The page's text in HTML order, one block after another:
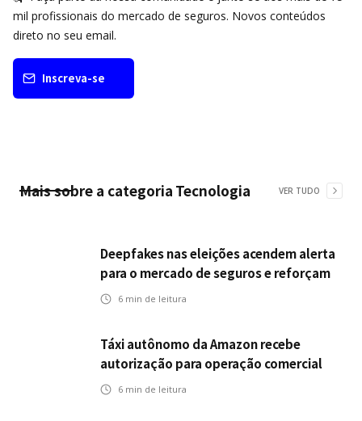
mil profissionais do mercado de seguros. Novos conteúdos
direto no seu email.
Inscreva-se
Mais sobre a categoria Tecnologia VER TUDO
Deepfakes nas eleições acendem alerta
para o mercado de seguros e reforçam
desafios da inteligência artificial
6 min de leitura
Táxi autônomo da Amazon recebe
autorização para operação comercial
nos EUA: como a circulação desses
6 min de leitura